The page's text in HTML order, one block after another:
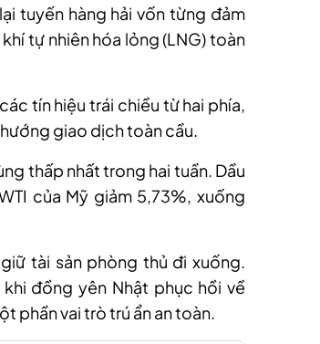
tuyến hàng hải vốn từng đảm
tự nhiên hóa lỏng (LNG) toàn
tín hiệu trái chiều từ hai phía,
giao dịch toàn cầu.
thấp nhất trong hai tuần. Dầu
của Mỹ giảm 5,73%, xuống
tài sản phòng thủ đi xuống.
đồng yên Nhật phục hồi về
phần vai trò trú ẩn an toàn.